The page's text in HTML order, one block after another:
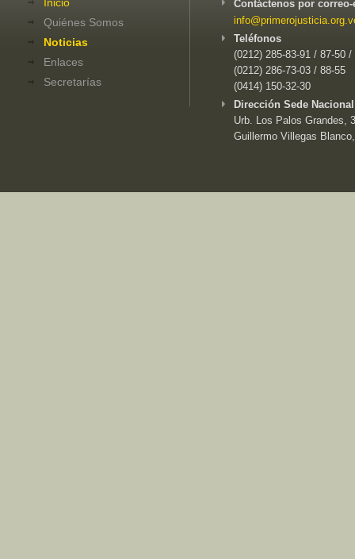
Quiénes Somos
Noticias
Enlaces
Secretarías
Contáctenos por
Teléfonos
(0212) 285-83-91 / 87-50 /
(0212) 286-73-03 / 88-55
(0414) 150-32-30
Dirección Sede
Urb. Los Palos Grandes,
Guillermo Villegas